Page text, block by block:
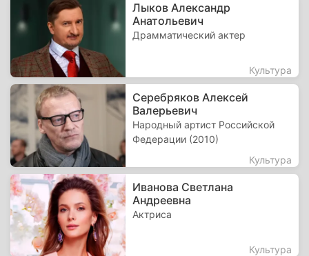
Лыков Александр
Анатольевич
Драмматический актер
Культура
Серебряков Алексей
Валерьевич
Народный артист Российской
Федерации (2010)
Культура
Иванова Светлана
Андреевна
Актриса
Культура